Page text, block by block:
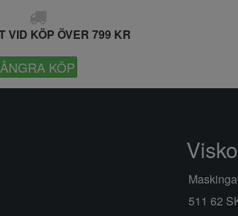
VID KÖP ÖVER 799 KR
ÅNGRA KÖP
Visko
511 62